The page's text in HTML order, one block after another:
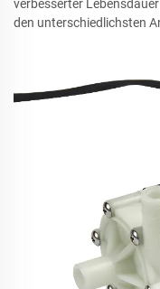
verbesserter
den unterschiedlichsten